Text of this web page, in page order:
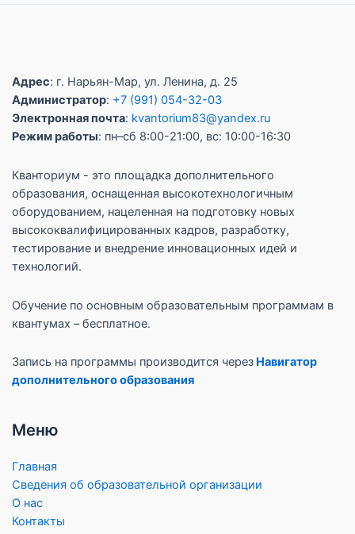
Адрес: г. Нарьян-Мар, ул. Ленина, д. 25
Администратор: +7 (991) 054-32-03
Электронная почта: kvantorium83@yandex.ru
Режим работы: пн–сб 8:00-21:00, вс: 10:00-16:30
Кванториум - это площадка дополнительного
образования, оснащенная высокотехнологичным
оборудованием, нацеленная на подготовку новых
высококвалифицированных кадров, разработку,
тестирование и внедрение инновационных идей и
технологий.
Обучение по основным образовательным программам в
квантумах – бесплатное.
Запись на программы производится через Навигатор
дополнительного образования
Меню
Главная
Сведения об образовательной организации
О нас
Контакты